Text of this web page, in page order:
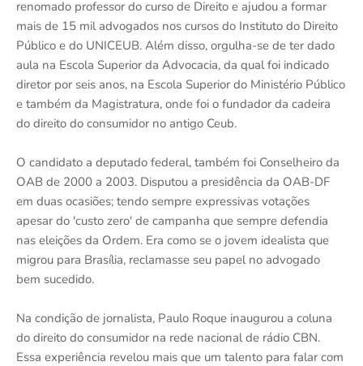
renomado professor do curso de Direito e ajudou a formar
mais de 15 mil advogados nos cursos do Instituto do Direito
Público e do UNICEUB. Além disso, orgulha-se de ter dado
aula na Escola Superior da Advocacia, da qual foi indicado
diretor por seis anos, na Escola Superior do Ministério Público
e também da Magistratura, onde foi o fundador da cadeira
do direito do consumidor no antigo Ceub.
O candidato a deputado federal, também foi Conselheiro da
OAB de 2000 a 2003. Disputou a presidência da OAB-DF
em duas ocasiões; tendo sempre expressivas votações
apesar do 'custo zero' de campanha que sempre defendia
nas eleições da Ordem. Era como se o jovem idealista que
migrou para Brasília, reclamasse seu papel no advogado
bem sucedido.
Na condição de jornalista, Paulo Roque inaugurou a coluna
do direito do consumidor na rede nacional de rádio CBN.
Essa experiência revelou mais que um talento para falar com